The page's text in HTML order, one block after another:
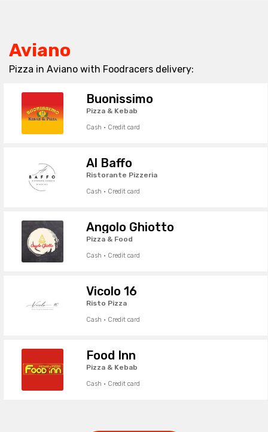
Aviano
Pizza in Aviano with Foodracers delivery:
Buonissimo
Pizza & Kebab
Cash · Credit card
Al Baffo
Ristorante Pizzeria
Cash · Credit card
Angolo Ghiotto
Pizza & Food
Cash · Credit card
Vicolo 16
Risto Pizza
Cash · Credit card
Food Inn
Pizza & Kebab
Cash · Credit card